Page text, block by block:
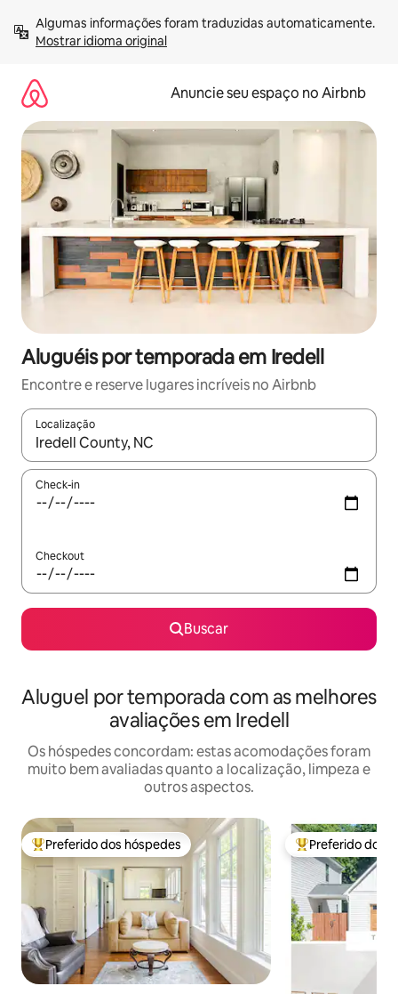
para
Mostrar idioma original
Anuncie seu espaço no Airbnb
Aluguéis por temporada em Iredell
Encontre e reserve lugares incríveis no Airbnb
Localização
Quando os resultados estiverem disponíveis, explore-os
Check-in
Checkout
Buscar
Aluguel por temporada com as melhores
avaliações em Iredell
Os hóspedes concordam: estas acomodações foram
muito bem avaliadas quanto a localização, limpeza e
outros aspectos.
Entre os melhores preferidos dos hóspedes
Preferido dos hóspedes Entre os
Preferido dos